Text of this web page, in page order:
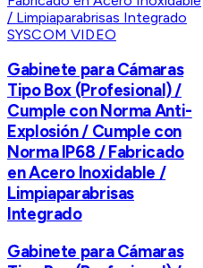
SYSCOM VIDEO
Gabinete para Cámaras
Tipo Box (Profesional) /
Cumple con Norma Anti-
Explosión / Cumple con
Norma IP68 / Fabricado
en Acero Inoxidable /
Limpiaparabrisas
Integrado
Gabinete para Cámaras